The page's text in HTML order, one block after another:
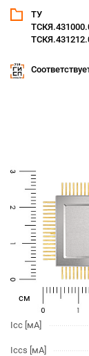
ТУ
cм
Icc [мА]
Iccs [мА]